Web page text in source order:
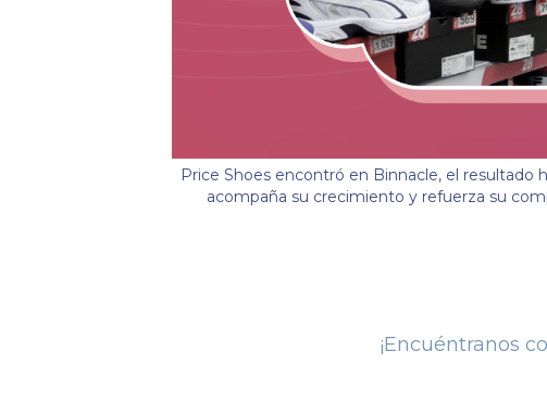
Price Shoes encontró en Binnacle, el resultado
acompaña su crecimiento y refuerza su
¡Encuéntranos